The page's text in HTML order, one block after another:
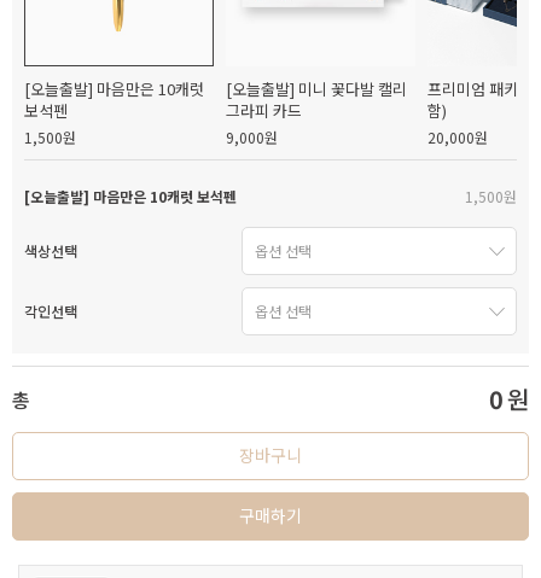
[오늘출발] 마음만은 10캐럿
보석펜
1,500원
[오늘출발] 미니 꽃다발 캘리
그라피 카드
9,000원
프리미엄 패키지
함)
20,000원
[오늘출발] 마음만은 10캐럿 보석펜 1,500원
색상선택
각인선택
총 0원
장바구니
구매하기